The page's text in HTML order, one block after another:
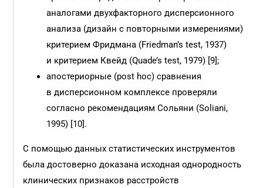
аналогами двухфакторного дисперсионного
анализа (дизайн с повторными измерениями)
критерием Фридмана (Friedman’s test, 1937)
и критерием Квейд (Quade’s test, 1979) [9];
апостериорные (post hoc) сравнения
в дисперсионном комплексе проверяли
согласно рекомендациям Сольяни (Soliani,
1995) [10].
С помощью данных статистических инструментов
была достоверно доказана исходная однородность
клинических признаков расстройств